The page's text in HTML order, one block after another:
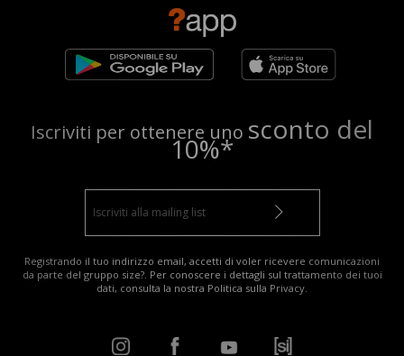
Iscriviti per ottenere uno sconto del
10%*
Registrando il tuo indirizzo email, accetti di voler ricevere comunicazioni
da parte del gruppo size?. Per conoscere i dettagli sul trattamento dei tuoi
dati, consulta la nostra Politica sulla Privacy